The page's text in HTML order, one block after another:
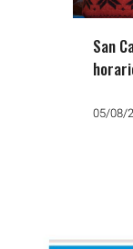
San
05/08/